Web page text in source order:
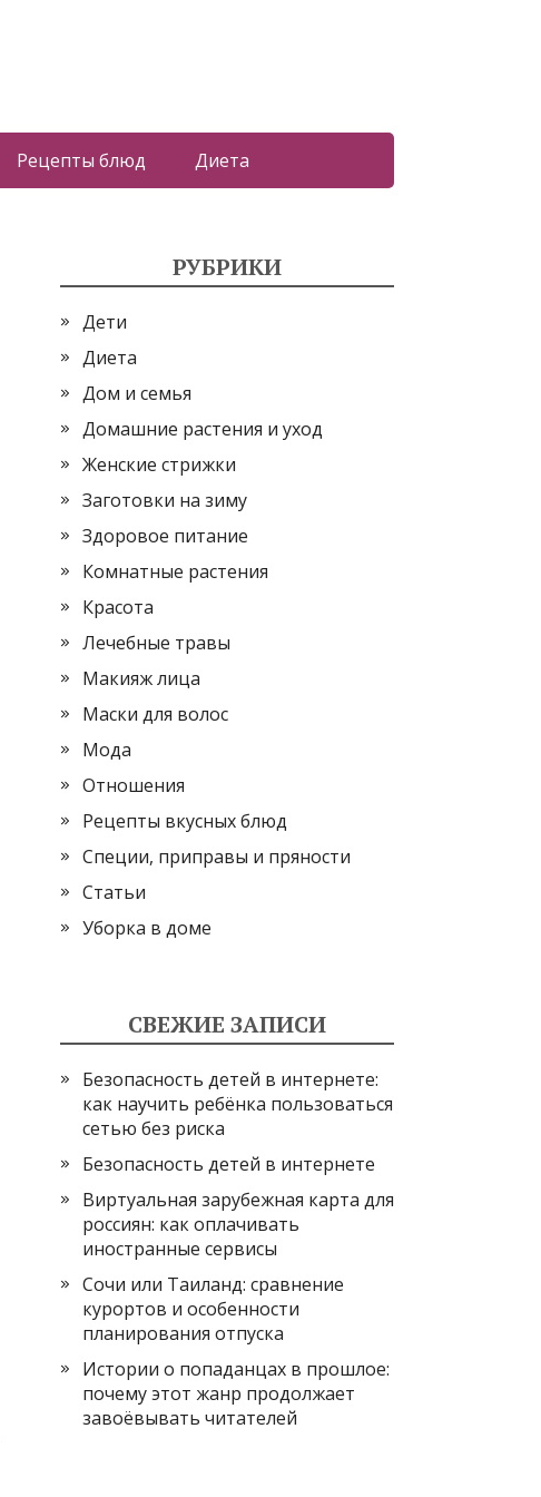
Рецепты блюд Диета
РУБРИКИ
Дети
Диета
Дом и семья
Домашние растения и уход
Женские стрижки
Заготовки на зиму
Здоровое питание
Комнатные растения
Красота
Лечебные травы
Макияж лица
Маски для волос
Мода
Отношения
Рецепты вкусных блюд
Специи, приправы и пряности
Статьи
Уборка в доме
СВЕЖИЕ ЗАПИСИ
Безопасность детей в интернете:
как научить ребёнка пользоваться
сетью без риска
Безопасность детей в интернете
Виртуальная зарубежная карта для
россиян: как оплачивать
иностранные сервисы
Сочи или Таиланд: сравнение
курортов и особенности
планирования отпуска
Истории о попаданцах в прошлое:
почему этот жанр продолжает
завоёвывать читателей